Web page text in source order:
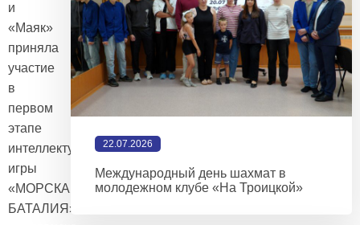
и
«Маяк»
приняла
участие
в
первом
этапе
интеллектуальной
игры
«МОРСКАЯ
БАТАЛИЯ»
22.07.2026
Международный день шахмат в
молодежном клубе «На Троицкой»